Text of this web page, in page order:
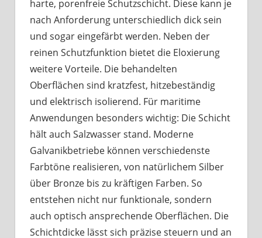
harte, porenfreie Schutzschicht. Diese kann je
nach Anforderung unterschiedlich dick sein
und sogar eingefärbt werden. Neben der
reinen Schutzfunktion bietet die Eloxierung
weitere Vorteile. Die behandelten
Oberflächen sind kratzfest, hitzebeständig
und elektrisch isolierend. Für maritime
Anwendungen besonders wichtig: Die Schicht
hält auch Salzwasser stand. Moderne
Galvanikbetriebe können verschiedenste
Farbtöne realisieren, von natürlichem Silber
über Bronze bis zu kräftigen Farben. So
entstehen nicht nur funktionale, sondern
auch optisch ansprechende Oberflächen. Die
Schichtdicke lässt sich präzise steuern und an